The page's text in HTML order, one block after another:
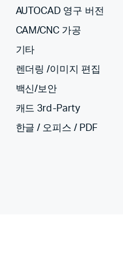
AUTOCAD 영구 버전
CAM/CNC 가공
기타
렌더링 /이미지 편집
백신/보안
캐드 3rd-Party
한글 / 오피스 / PDF